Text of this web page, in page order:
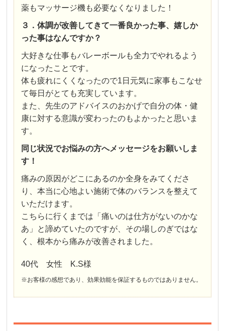
薬もマッサージ機も必要なくなりました！
３．体調が改善してきて一番良かった事、嬉しか
った事はなんですか？
大好きな仕事もバレーボールも全力でやれるよう
になったことです。
体も疲れにくくなったので1日元気に家事もこなせ
て毎日がとても充実しています。
また、先生のアドバイスのおかげで自分の体・健
康に対する意識が変わったのもよかったと思いま
す。
同じ状況でお悩みの方へメッセージをお願いしま
す！
痛みの原因がどこにあるのか全身をみてくださ
り、本当に心地よい施術で体のバランスを整えて
いただけます。
こちらに行くまでは「痛いのは仕方がないのかな
あ」と諦めていたのですが、その場しのぎではな
く、根本から痛みが改善されました。
40代 女性 K.S様
※お客様の感想であり、効果効能を保証するものではありません。